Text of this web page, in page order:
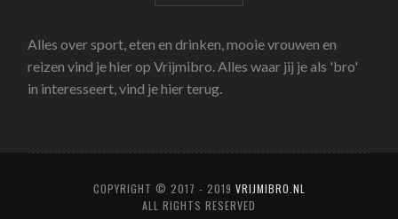
Alles over sport, eten en drinken, mooie vrouwen en
reizen vind je hier op Vrijmibro. Alles waar jij je als 'bro'
in interesseert, vind je hier terug.
COPYRIGHT © 2017 - 2019 VRIJMIBRO.NL
ALL RIGHTS RESERVED